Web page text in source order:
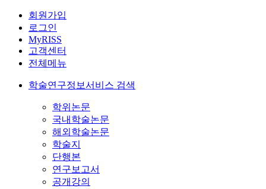
회원가입
로그인
MyRISS
고객센터
전체메뉴
학술연구정보서비스 검색
학위논문
국내학술논문
해외학술논문
학술지
단행본
연구보고서
공개강의